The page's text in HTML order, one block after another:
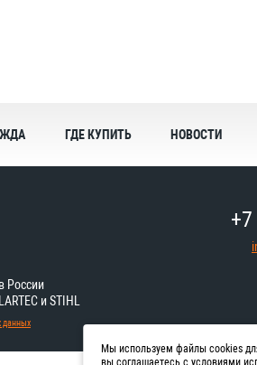
ГДЕ КУПИТЬ НОВОСТИ
России
и STIHL
данных
Мы используем файлы cookies
вы соглашаетесьс условиями